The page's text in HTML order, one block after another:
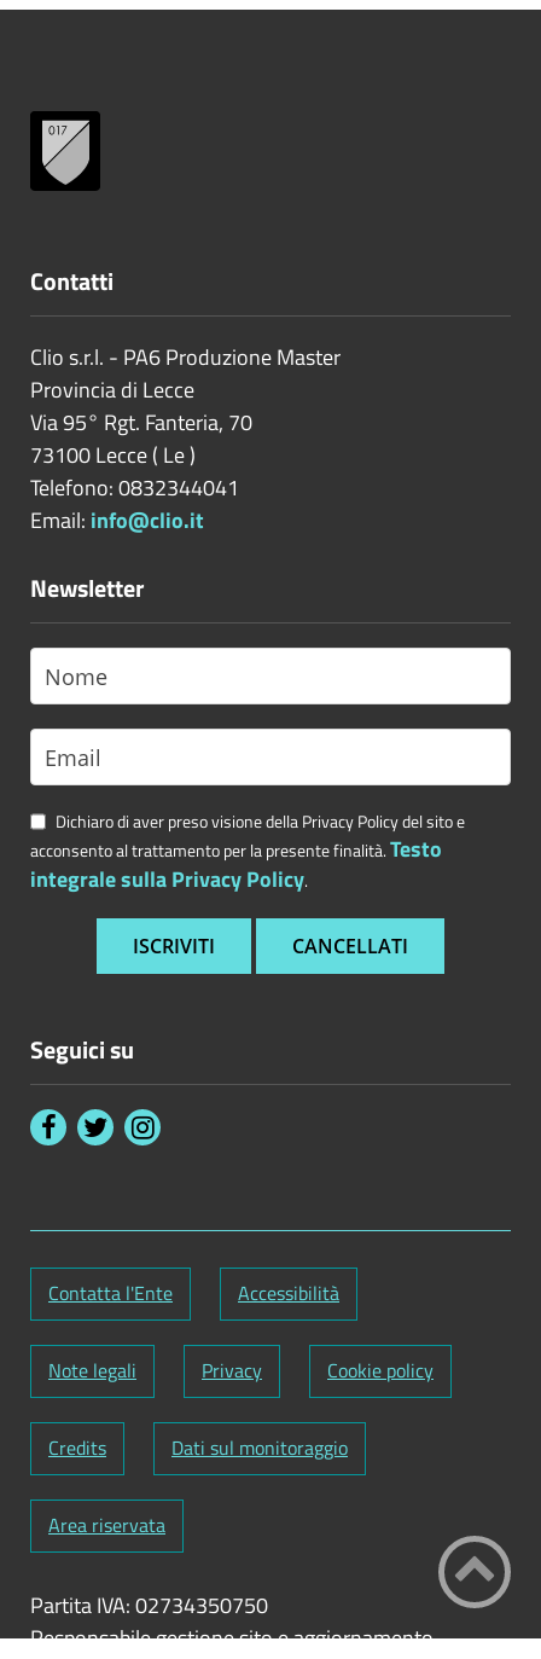
Contatti
Clio s.r.l. - PA6 Produzione Master
Provincia di Lecce
Via 95° Rgt. Fanteria, 70
73100Lecce( Le)
Telefono: 0832344041
Email: info@clio.it
Newsletter
Dichiaro di aver preso visione della Privacy Policy del sito e
acconsento al trattamento per la presente finalità.Testo
integrale sulla Privacy Policy.
Seguici su
Contatta l'Ente Accessibilità
Note legali Privacy Cookie policy
Credits Dati sul monitoraggio
Area riservata
Partita IVA: 02734350750
Responsabile gestione sito e aggiornamento